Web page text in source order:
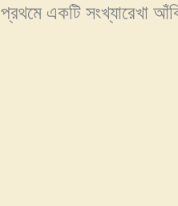
প্রথমে একটি সংখ্যারেখা